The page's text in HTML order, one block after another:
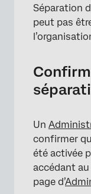
Séparation
peut pas
Un
confirmer
été activée
accédant au
page d’